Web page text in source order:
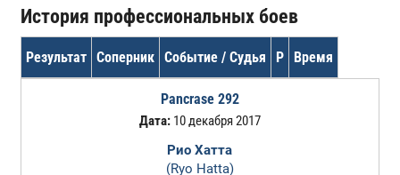
История профессиональных боев
Результат Соперник Событие / Судья Р Время
Pancrase 292
Дата:10 декабря 2017
Рио Хатта
(Ryo Hatta)